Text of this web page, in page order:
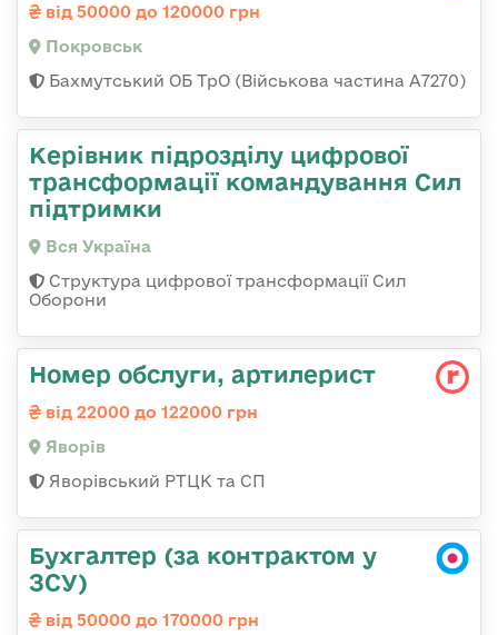
від 50000 до 120000 грн
Покровськ
Бахмутський ОБ ТрО (Військова частина А7270)
Керівник підрозділу цифрової
трансформації командування Сил
підтримки
Вся Україна
Структура цифрової трансформації Сил
Оборони
Номер обслуги, артилерист
від 22000 до 122000 грн
Яворів
Яворівський РТЦК та СП
Бухгалтер (за контрактом у
ЗСУ)
від 50000 до 170000 грн